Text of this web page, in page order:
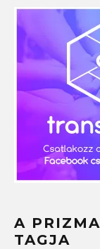
A
TAGJA